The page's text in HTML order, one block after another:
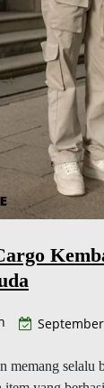
memang selalu